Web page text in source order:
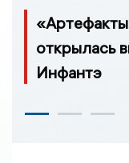
открылась
Инфантэ